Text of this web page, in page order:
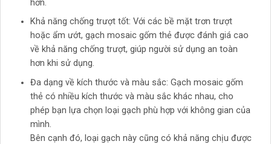
hơn.
Khả năng chống trượt tốt: Với các bề mặt trơn trượt
hoặc ẩm ướt, gạch mosaic gốm thẻ được đánh giá cao
về khả năng chống trượt, giúp người sử dụng an toàn
hơn khi sử dụng.
Đa dạng về kích thước và màu sắc: Gạch mosaic gốm
thẻ có nhiều kích thước và màu sắc khác nhau, cho
phép bạn lựa chọn loại gạch phù hợp với không gian của
mình.
Bên cạnh đó, loại gạch này cũng có khả năng chịu được